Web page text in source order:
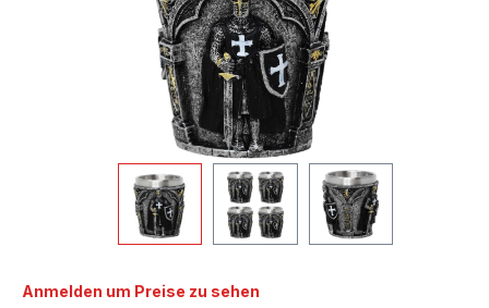
Anmelden um Preise zu sehen